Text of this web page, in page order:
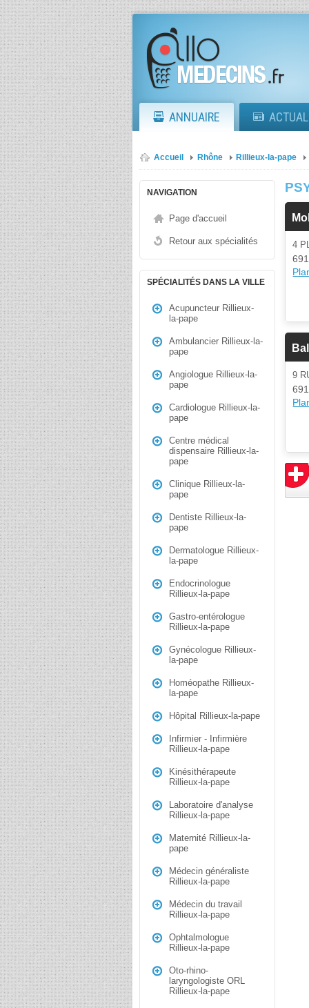
ANNUAIRE
Accueil Rhône Rillieux-la-pape
NAVIGATION
Page d'accueil
Retour aux spécialités
SPÉCIALITÉS DANS LA VILLE
Acupuncteur Rillieux-
la-pape
Ambulancier Rillieux-la-
pape
Angiologue Rillieux-la-
pape
Cardiologue Rillieux-la-
pape
Centre médical
dispensaire Rillieux-la-
pape
Clinique Rillieux-la-
pape
Dentiste Rillieux-la-
pape
Dermatologue Rillieux-
la-pape
Endocrinologue
Rillieux-la-pape
Gastro-entérologue
Rillieux-la-pape
Gynécologue Rillieux-
la-pape
Homéopathe Rillieux-
la-pape
Hôpital Rillieux-la-pape
Infirmier - Infirmière
Rillieux-la-pape
Kinésithérapeute
Rillieux-la-pape
Laboratoire d'analyse
Rillieux-la-pape
Maternité Rillieux-la-
pape
Médecin généraliste
Rillieux-la-pape
Médecin du travail
Rillieux-la-pape
Ophtalmologue
Rillieux-la-pape
Oto-rhino-
laryngologiste ORL
Rillieux-la-pape
4
9